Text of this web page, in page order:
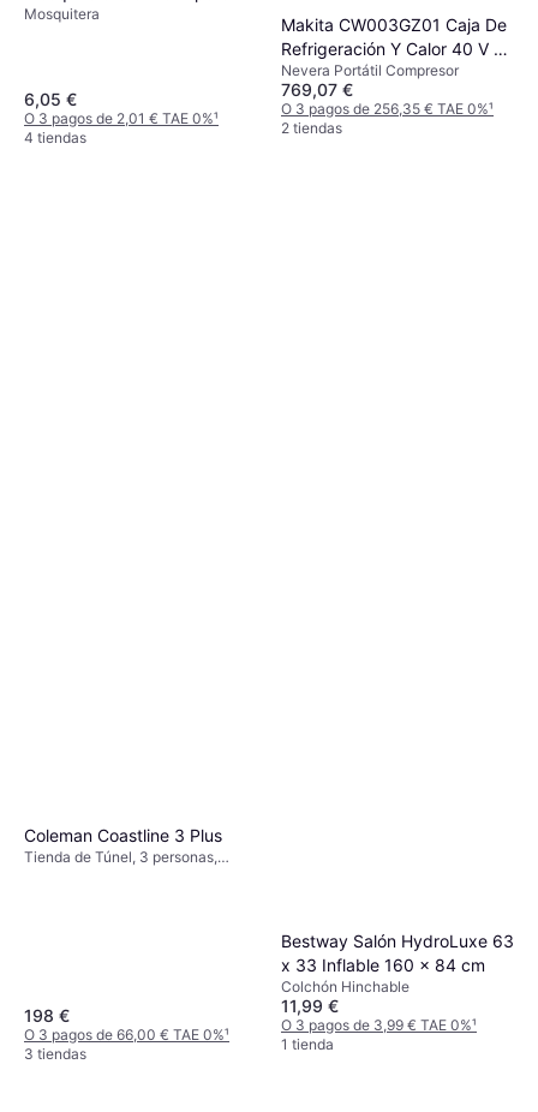
Ventanas 55671-00021
Mosquitera
6,05 €
O 3 pagos de 2,01 € TAE 0%¹
4 tiendas
Makita CW003GZ01 Caja De
Refrigeración Y Calor 40 V 7
L
Nevera Portátil Compresor
769,07 €
O 3 pagos de 256,35 € TAE 0%¹
2 tiendas
Coleman Coastline 3 Plus
Tienda de Túnel, 3 personas,
198 €
O 3 pagos de 66,00 € TAE 0%¹
3 tiendas
Bestway Salón HydroLuxe 63
x 33 Inflable 160 x 84 cm
Colchón Hinchable
11,99 €
O 3 pagos de 3,99 € TAE 0%¹
1 tienda